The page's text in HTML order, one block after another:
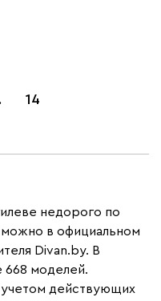
14
недорого по
можно в официальном
Divan.by. В
668 моделей.
учетом действующих